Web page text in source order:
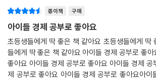
종이책 구매
아이들 경제 공부로 좋아요
초등생들에게 딱 좋은 책 같아요 초등생들에게 딱
들에게 딱 좋은 책 같아요 아이들 경제 공부로 좋아요 아이들 경제 공부로
좋아요 아이들 경제 공부로 좋아요 아이들 경제 공부로 좋아요 아이들 경
제 공부로 좋아요 아이들 경제 공부로 좋아요아이들 경제 공부로 좋아요